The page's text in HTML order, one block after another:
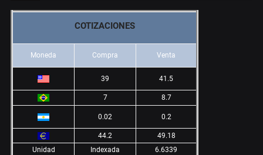
COTIZACIONES
Moneda Compra Venta
39 41.5
7 8.7
0.02 0.2
44.2
49.18
Unidad
Indexada 6.6339